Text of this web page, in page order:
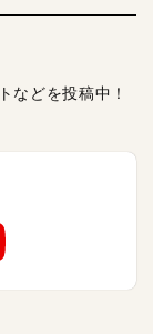
などを投稿中！